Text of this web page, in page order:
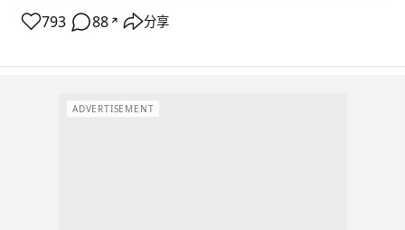
793 88 ↗ 分享
ADVERTISEMENT